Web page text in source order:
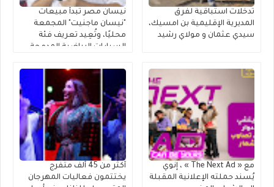
تدخلات استباقية لفرق
المديرية الإقليمية بن امسيك،
سيدي عثمان و مولاي رشيد
نيسان مصر تبدأ مبيعات
"نيسان ماجنيت" المجمعة
محليًا، وتُعِيد تعريف فئة
السيارات الرياضية المدمجة
مع « The Next Ad » ، إنوي
يُسند حملته الإعلانية المقبلة
أكثر من 45 ألف متفرج
يختتمون فعاليات المهرجان